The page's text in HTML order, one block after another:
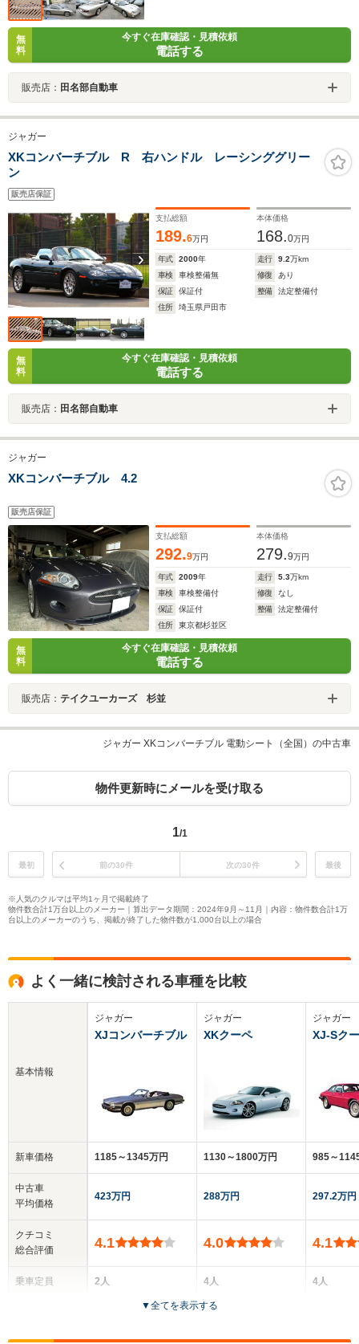
無
料
今すぐ在庫確認・見積依頼
電話する
販売店： 田名部自動車
ジャガー
XKコンバーチブル R 右ハンドル レーシンググリー
ン
販売店保証
支払総額
189.6万円
本体価格
168.0万円
年式 2000年 走行 9.2万km
車検
車検整備無 修復
あり
保証
保証付 整備
法定整備付
住所
埼玉県戸田市
無
料
今すぐ在庫確認・見積依頼
電話する
販売店： 田名部自動車
ジャガー
XKコンバーチブル 4.2
販売店保証
支払総額
292.9万円
本体価格
279.9万円
年式 2009年 走行 5.3万km
車検
車検整備付 修復
なし
保証
保証付 整備
法定整備付
住所
東京都杉並区
無
料
今すぐ在庫確認・見積依頼
電話する
販売店： テイクユーカーズ 杉並
ジャガー XKコンバーチブル 電動シート（全国）の中古車
物件更新時にメールを受け取る
1/1
最初 前の30件 次の30件 最後
※人気のクルマは平均1ヶ月で掲載終了
物件数合計1万台以上のメーカー｜算出データ期間：2024年9月～11月｜内容：物件数合計1万
台以上のメーカーのうち、掲載が終了した物件数が1,000台以上の場合
よく一緒に検討される車種を比較
基本情報
新車価格
中古車
平均価格
クチコミ
総合評価
乗車定員
ジャガー
XJコンバーチブル
1185～1345万円
423万円
4.1
2人
ジャガー
XKクーペ
1130～1800万円
288万円
4.0
4人
3ドア
ジャガー
XJ-Sク
985～
297.2万円
4.1
4人
▼全てを表示する